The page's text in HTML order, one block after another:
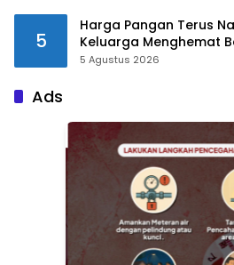
5
Harga Pangan Terus
Keluarga Menghemat
5 Agustus 2026
Ads